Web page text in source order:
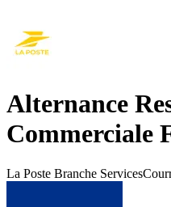
Alternance
Commerciale
La Poste Branche